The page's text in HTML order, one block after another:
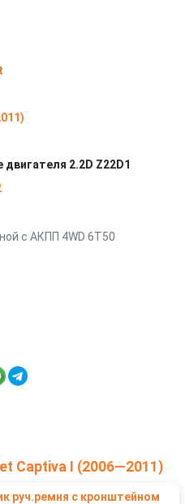
двигателя 2.2D Z22D1
с АКПП 4WD 6T50
Captiva I (2006—2011)
руч.ремня с кронштейном